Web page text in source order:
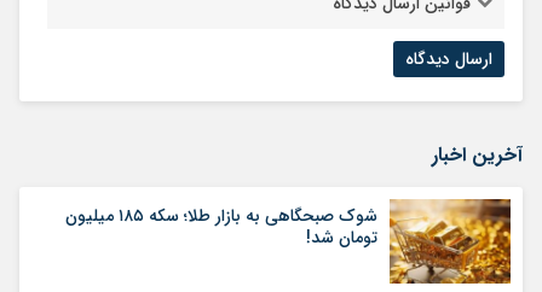
آخرین اخبار
شوک صبحگاهی به بازار طلا؛ سکه ۱۸۵ میلیون
تومان شد!